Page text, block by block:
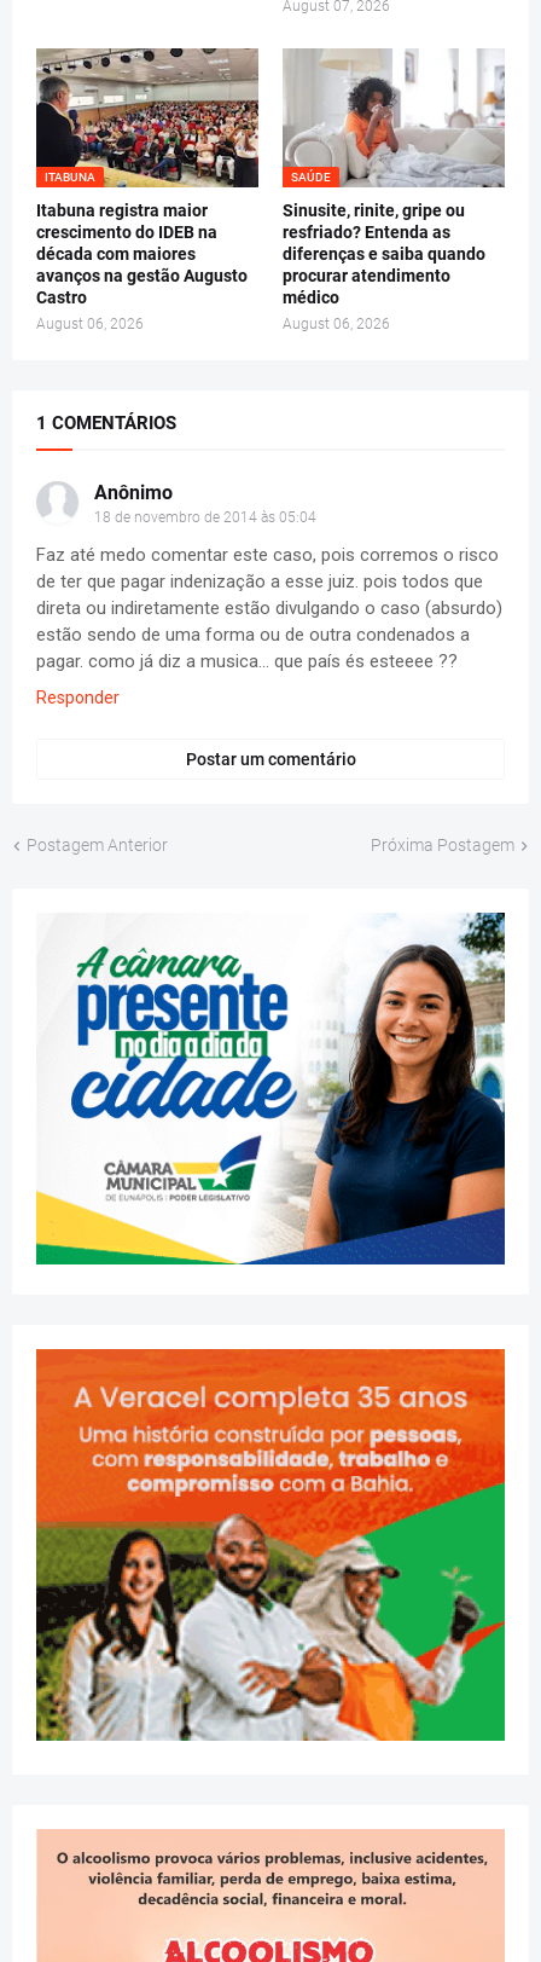
August 07, 2026
ITABUNA
Itabuna registra maior
crescimento do IDEB na
década com maiores
avanços na gestão Augusto
Castro
August 06, 2026
SAÚDE
Sinusite, rinite, gripe ou
resfriado? Entenda as
diferenças e saiba quando
procurar atendimento
médico
August 06, 2026
1 COMENTÁRIOS
Anônimo
18 de novembro de 2014 às 05:04
Faz até medo comentar este caso, pois corremos o risco
de ter que pagar indenização a esse juiz. pois todos que
direta ou indiretamente estão divulgando o caso (absurdo)
estão sendo de uma forma ou de outra condenados a
pagar. como já diz a musica... que país és esteeee ??
Responder
Postar um comentário
Postagem Anterior Próxima Postagem